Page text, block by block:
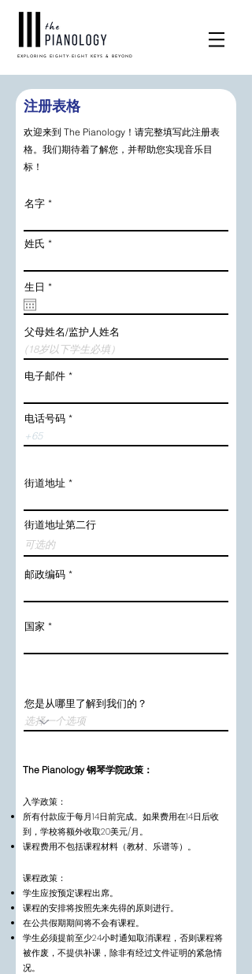
EXPLORING EIGHTY-EIGHT KEYS & BEYOND
注册表格
欢迎来到 The Pianology！请完整填写此注册表
格。我们期待着了解您，并帮助您实现音乐目
标！
名字
姓氏
生日 *r
u
i
r
e
d
父母姓名/监护人姓名
电子邮件
电话号码
街道地址
街道地址第二行
邮政编码
国家
您是从哪里了解到我们的？
The Pianology 钢琴学院政策：
入学政策：
所有付款应于每月14日前完成。如果费用在14日后收
到，学校将额外收取20美元/月。
课程费用不包括课程材料（教材、乐谱等）。
课程政策：
学生应按预定课程出席。
课程的安排将按照先来先得的原则进行。
在公共假期期间将不会有课程。
学生必须提前至少24小时通知取消课程，否则课程将
被作废，不提供补课，除非有经过文件证明的紧急情
况。